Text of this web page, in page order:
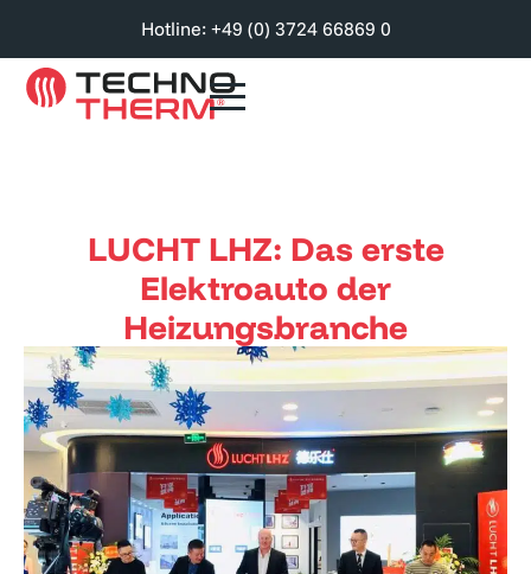
Hotline: +49 (0) 3724 66869 0
LUCHT LHZ: Das erste
Elektroauto der
Heizungsbranche